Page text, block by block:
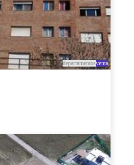
departamentosventa